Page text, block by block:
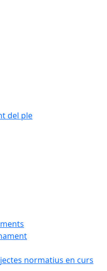
del ple
normatius en curs